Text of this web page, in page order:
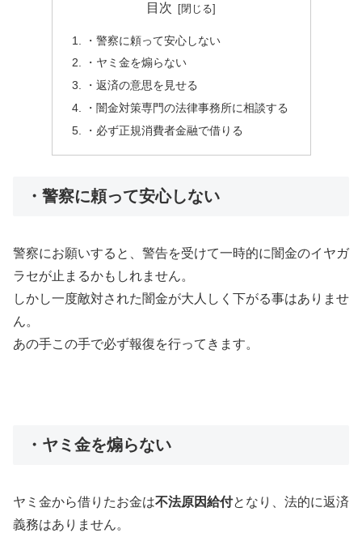
目次
・警察に頼って安心しない
・ヤミ金を煽らない
・返済の意思を見せる
・闇金対策専門の法律事務所に相談する
・必ず正規消費者金融で借りる
・警察に頼って安心しない
警察にお願いすると、警告を受けて一時的に闇金のイヤガ
ラセが止まるかもしれません。
しかし一度敵対された闇金が大人しく下がる事はありませ
ん。
あの手この手で必ず報復を行ってきます。
・ヤミ金を煽らない
ヤミ金から借りたお金は不法原因給付となり、法的に返済
義務はありません。